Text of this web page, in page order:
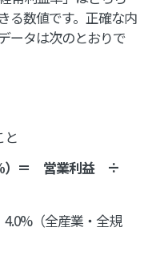
る数値です。正確な内
ータは次のとおりで
と
%）＝ 営業利益 ÷
（全産業・全規